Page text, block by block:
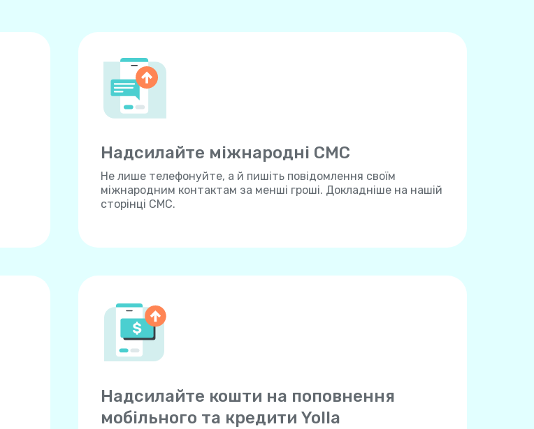
Надсилайте міжнародні СМС
Не лише телефонуйте, а й пишіть повідомлення своїм
міжнародним контактам за менші гроші. Докладніше на нашій
сторінці СМС.
Надсилайте кошти на поповнення
мобільного та кредити Yolla